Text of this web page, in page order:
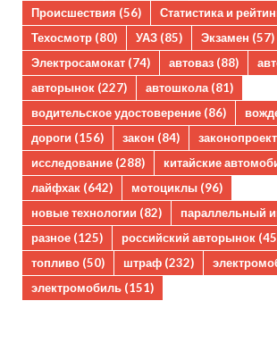
Происшествия (56) Статистика и
Техосмотр (80) УАЗ (85) Экзамен (57)
Электросамокат (74) автоваз (88)
авторынок (227) автошкола(81)
водительское удостоверение (86)
дороги (156) закон (84) законопроект
исследование (288) китайские
лайфхак (642) мотоциклы (96)
новые технологии (82) параллельный
разное (125) российский авторынок
топливо (50) штраф (232)
электромобиль (151)